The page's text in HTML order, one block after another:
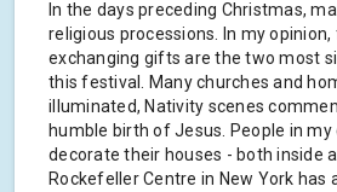
In the days preceding Christmas,
religious processions. In my
exchanging gifts are the two most
this festival. Many churches and
illuminated, Nativity scenes
humble birth of Jesus. People in
decorate their houses - both inside
Rockefeller Centre in New York has